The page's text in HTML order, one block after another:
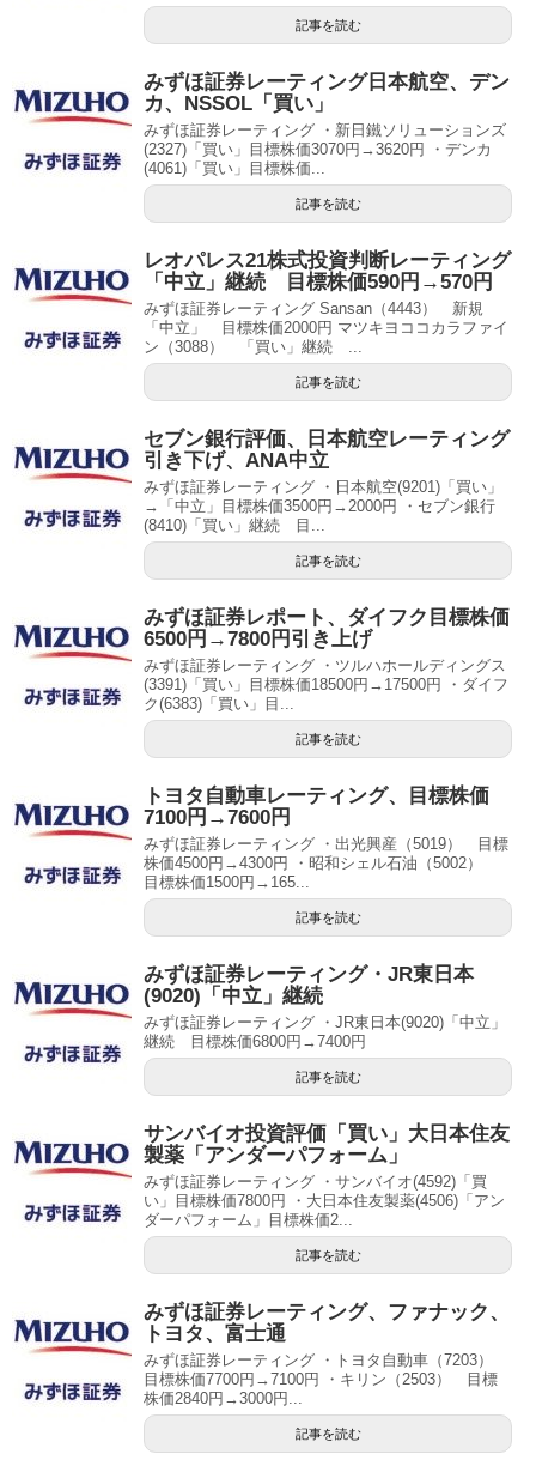
記事を読む
みずほ証券レーティング日本航空、デン
カ、NSSOL「買い」
みずほ証券レーティング ・新日鐵ソリューションズ
(2327)「買い」目標株価3070円→3620円 ・デンカ
(4061)「買い」目標株価...
記事を読む
レオパレス21株式投資判断レーティング
「中立」継続 目標株価590円→570円
みずほ証券レーティング Sansan（4443） 新規
「中立」 目標株価2000円 マツキヨココカラファイ
ン（3088） 「買い」継続 ...
記事を読む
セブン銀行評価、日本航空レーティング
引き下げ、ANA中立
みずほ証券レーティング ・日本航空(9201)「買い」
→「中立」目標株価3500円→2000円 ・セブン銀行
(8410)「買い」継続 目...
記事を読む
みずほ証券レポート、ダイフク目標株価
6500円→7800円引き上げ
みずほ証券レーティング ・ツルハホールディングス
(3391)「買い」目標株価18500円→17500円 ・ダイフ
ク(6383)「買い」目...
記事を読む
トヨタ自動車レーティング、目標株価
7100円→7600円
みずほ証券レーティング ・出光興産（5019） 目標
株価4500円→4300円 ・昭和シェル石油（5002）
目標株価1500円→165...
記事を読む
みずほ証券レーティング・JR東日本
(9020)「中立」継続
みずほ証券レーティング ・JR東日本(9020)「中立」
継続 目標株価6800円→7400円
記事を読む
サンバイオ投資評価「買い」大日本住友
製薬「アンダーパフォーム」
みずほ証券レーティング ・サンバイオ(4592)「買
い」目標株価7800円 ・大日本住友製薬(4506)「アン
ダーパフォーム」目標株価2...
記事を読む
みずほ証券レーティング、ファナック、
トヨタ、富士通
みずほ証券レーティング ・トヨタ自動車（7203）
目標株価7700円→7100円 ・キリン（2503） 目標
株価2840円→3000円...
記事を読む